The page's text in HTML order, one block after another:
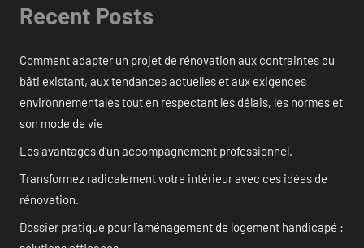
Recent Posts
Comment adapter un projet de rénovation aux contraintes du
bâti existant, aux tendances actuelles et aux exigences
environnementales tout en respectant les délais, les normes et
son mode de vie
Les avantages d’un accompagnement professionnel.
Transformez radicalement votre intérieur avec ces idées de
rénovation.
Dossier pratique pour l’aménagement de logement handicapé :